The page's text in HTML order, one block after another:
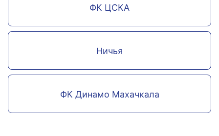
ФК ЦСКА
Ничья
ФК Динамо Махачкала